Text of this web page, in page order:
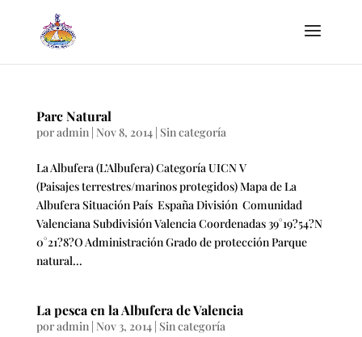
Parc Natural
poradmin| Nov 8, 2014| Sin categoría
La Albufera (L’Albufera) Categoría UICN V
(Paisajes terrestres/marinos protegidos) Mapa de La
Albufera Situación País España División Comunidad
Valenciana Subdivisión Valencia Coordenadas 39°19?54?N
0°21?8?O Administración Grado de protección Parque
natural...
La pesca en la Albufera de Valencia
poradmin| Nov 3, 2014| Sin categoría